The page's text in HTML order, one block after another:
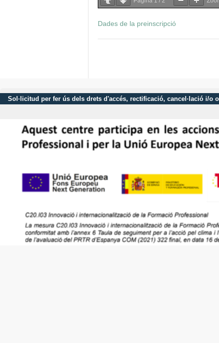
Dades de la preinscripció
Sol·licitud per fer ús dels drets d'accés, rectificació, cancel·lació i/